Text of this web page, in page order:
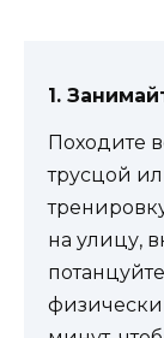
1.
Походите
трусцой
на улицу,